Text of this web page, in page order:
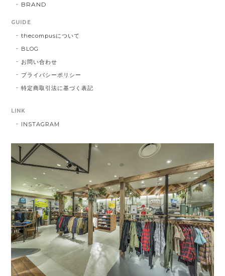
BRAND
GUIDE
thecompusについて
BLOG
お問い合わせ
プライバシーポリシー
特定商取引法に基づく表記
LINK
INSTAGRAM